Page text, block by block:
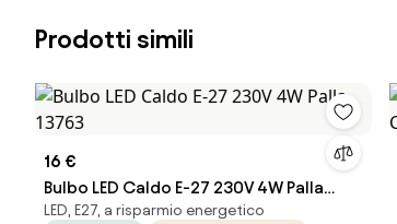
Prodotti simili
16 €
Bulbo LED Caldo E-27 230V 4W Palla
13763
LED, E27, a risparmio energetico